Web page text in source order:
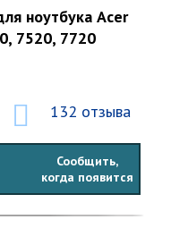
ноутбука Acer
7520, 7720
132 отзыва
Сообщить,
когда появится